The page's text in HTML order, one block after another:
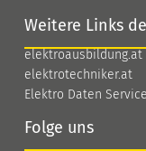
Weitere Links
elektroausbildung.at
elektrotechniker.at
Elektro Daten Service
Folge uns